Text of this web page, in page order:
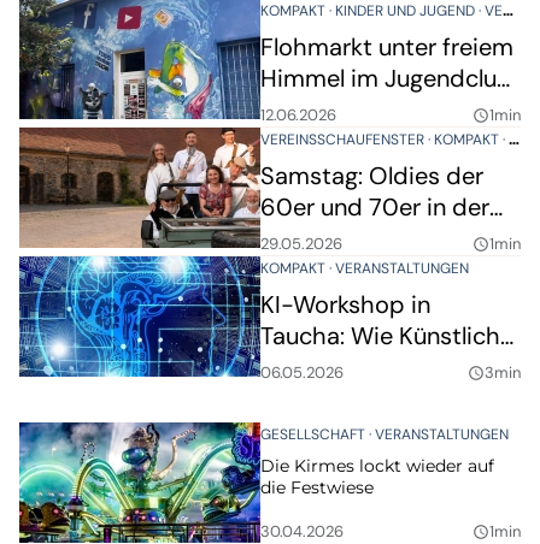
KOMPAKT KINDER UND JUGEND VERANSTALTUNGEN
Flohmarkt unter freiem
Himmel im Jugendclub
Taucha
12.06.2026 query_builder1min
VEREINSSCHAUFENSTER KOMPAKT
Samstag: Oldies der
60er und 70er in der
Kulturscheune Taucha
29.05.2026 query_builder1min
KOMPAKT VERANSTALTUNGEN
KI-Workshop in
Taucha: Wie Künstliche
Intelligenz im Alltag
06.05.2026 query_builder3min
GESELLSCHAFT VERANSTALTUNGEN
Die Kirmes lockt wieder auf
die Festwiese
30.04.2026 query_builder1min